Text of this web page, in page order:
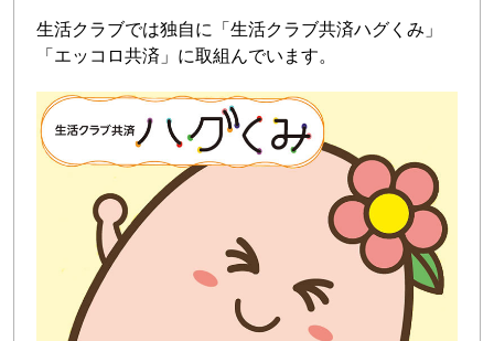
生活クラブでは独自に「生活クラブ共済ハグくみ」
「エッコロ共済」に取組んでいます。